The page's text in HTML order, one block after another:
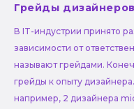
Грейды
В IT-индустрии принято
зависимости от
называют грейдами.
грейды к опыту
например, 2 дизайнера